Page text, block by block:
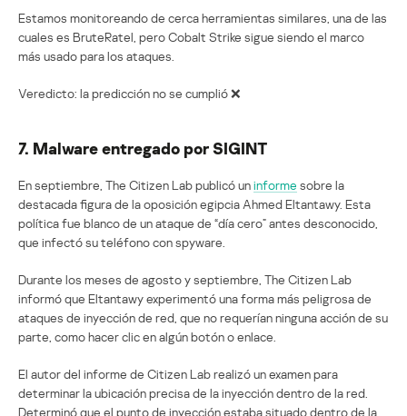
Estamos monitoreando de cerca herramientas similares, una de las
cuales es BruteRatel, pero Cobalt Strike sigue siendo el marco
más usado para los ataques.
Veredicto: la predicción no se cumplió ❌
7. Malware entregado por SIGINT
En septiembre, The Citizen Lab publicó uninforme sobre la
destacada figura de la oposición egipcia Ahmed Eltantawy. Esta
política fue blanco de un ataque de “día cero” antes desconocido,
que infectó su teléfono con spyware.
Durante los meses de agosto y septiembre, The Citizen Lab
informó que Eltantawy experimentó una forma más peligrosa de
ataques de inyección de red, que no requerían ninguna acción de su
parte, como hacer clic en algún botón o enlace.
El autor del informe de Citizen Lab realizó un examen para
determinar la ubicación precisa de la inyección dentro de la red.
Determinó que el punto de inyección estaba situado dentro de la